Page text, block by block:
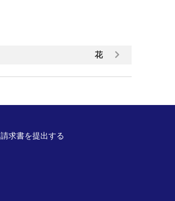
花
請求書を提出する